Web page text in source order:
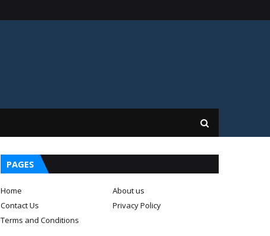
PAGES
Home
About us
Contact Us
Privacy Policy
Terms and Conditions